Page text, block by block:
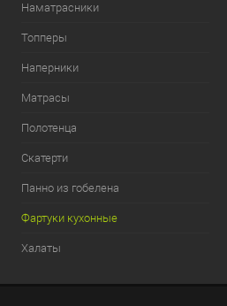
Наматрасники
Топперы
Наперники
Матрасы
Полотенца
Скатерти
Панно из гобелена
Фартуки кухонные
Халаты